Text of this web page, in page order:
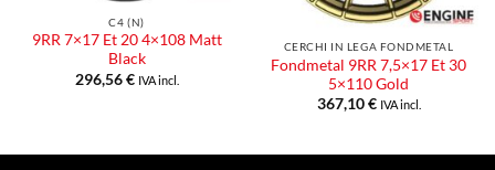
C4 (N)
9RR 7×17 Et 20 4×108 Matt
Black
296,56€ IVA incl.
CERCHI IN LEGA FONDMETAL
Fondmetal 9RR 7,5×17 Et 30
5×110 Gold
367,10€ IVA incl.